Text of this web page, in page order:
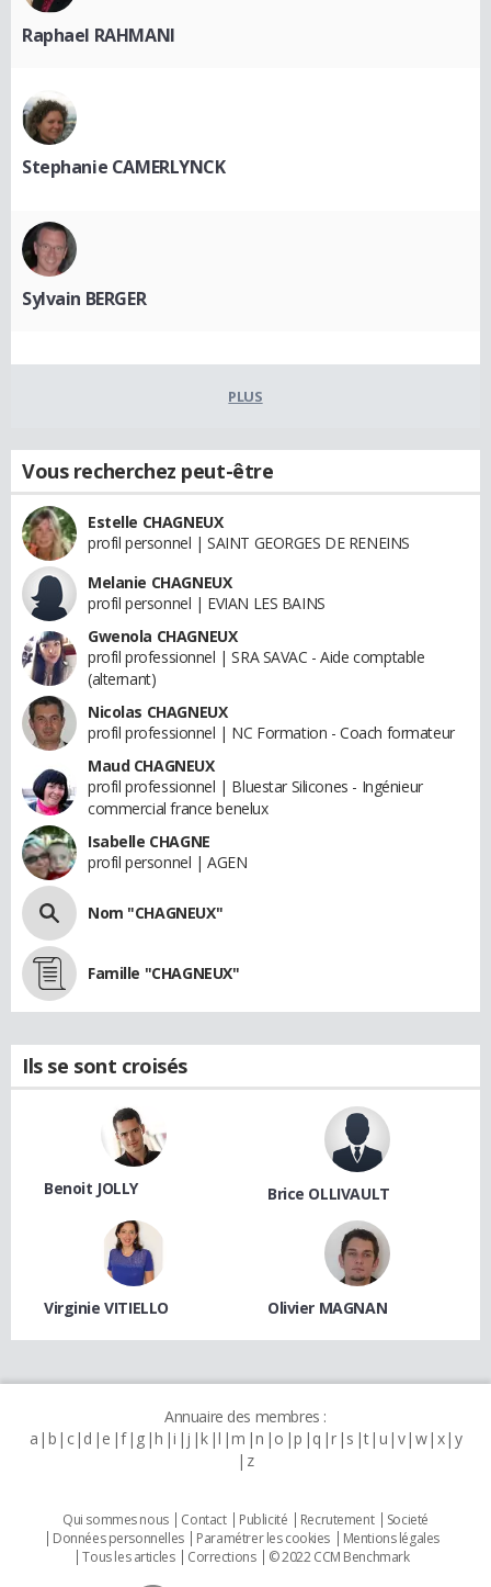
Raphael RAHMANI
Stephanie CAMERLYNCK
Sylvain BERGER
PLUS
Vous recherchez peut-être
Estelle CHAGNEUX
profil personnel | SAINT GEORGES DE RENEINS
Melanie CHAGNEUX
profil personnel | EVIAN LES BAINS
Gwenola CHAGNEUX
profil professionnel | SRA SAVAC - Aide comptable
(alternant)
Nicolas CHAGNEUX
profil professionnel | NC Formation - Coach formateur
Maud CHAGNEUX
profil professionnel | Bluestar Silicones - Ingénieur
commercial france benelux
Isabelle CHAGNE
profil personnel | AGEN
Nom "CHAGNEUX"
Famille "CHAGNEUX"
Ils se sont croisés
Benoit JOLLY Brice OLLIVAULT
Virginie VITIELLO Olivier MAGNAN
Annuaire des membres :
a b c d e f g h i j k l m n o p q r s t u v w x y
z
Qui sommes nous Contact Publicité Recrutement
Societé
Données personnelles
Paramétrer les cookies
Mentions légales
Tous les articles
Corrections © 2022 CCM Benchmark